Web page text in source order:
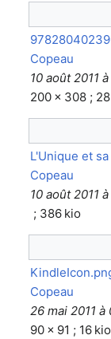
Copeau
10 août 2011
200 × 308 ;
L'Unique et
Copeau
10 août 2011
; 386 kio
Copeau
26 mai 2011 à
90 × 91 ; 16 kio